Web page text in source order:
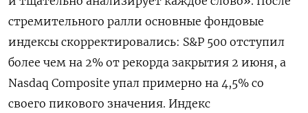
стремительного ралли основные ​фондовые
индексы скорректировались: ⁠S&P 500 отступил
более чем на 2% от рекорда закрытия 2 июня, ‌а
Nasdaq Composite упал примерно на 4,5% со
‌своего пикового значения. Индекс